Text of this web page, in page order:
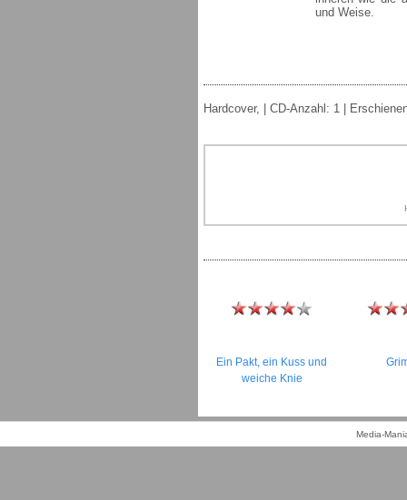
und Weise.
Hardcover, | CD-Anzahl: 1 |
Ein Pakt, ein Kuss und
weiche Knie
Media-